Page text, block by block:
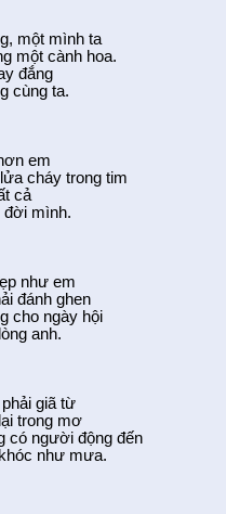
một mình ta
một cành hoa.
đắng
cùng ta.
em
cháy trong tim
cả
đời mình.
như em
đánh ghen
cho ngày hội
anh.
giã từ
trong mơ
có người động đến
như mưa.